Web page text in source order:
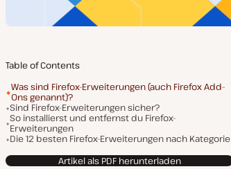
Table of Contents
Was sind Firefox-Erweiterungen (auch Firefox Add-
Ons genannt)?
Sind Firefox-Erweiterungen sicher?
So installierst und entfernst du Firefox-
Erweiterungen
Die 12 besten Firefox-Erweiterungen nach Kategorie
Artikel als PDF herunterladen